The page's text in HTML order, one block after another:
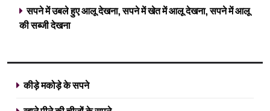
सपने में उबले हुए आलू देखना, सपने में खेत में आलू देखना, सपने में आलू
की सब्जी देखना
कीड़े मकोड़े के सपने